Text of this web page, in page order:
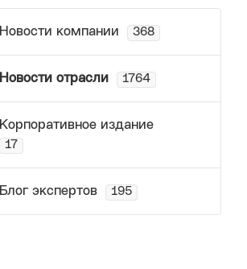
Новости компании 368
Новости отрасли 1764
Корпоративное издание
17
Блог экспертов 195